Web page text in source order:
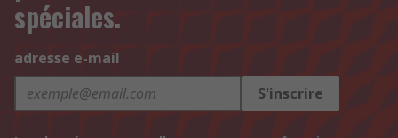
spéciales.
adresse e-mail
S'inscrire